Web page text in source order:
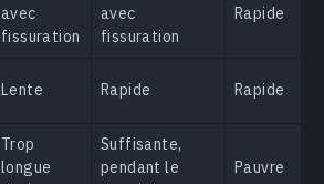
avec
fissuration
avec
fissuration
Rapide
Lente Rapide Rapide
Trop
longue
Suffisante,
pendant le
Pauvre